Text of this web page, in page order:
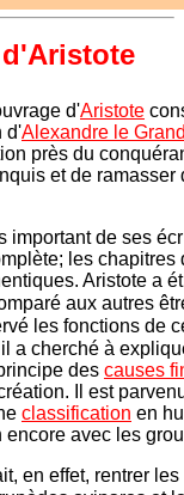
d'Aristote
d'Alexandre le
près du
et de ramasser
important de ses
les chapitres
Aristote a
aux autres
les fonctions de
a cherché à
des causes
Il est
classification en
avec les
en effet, rentrer